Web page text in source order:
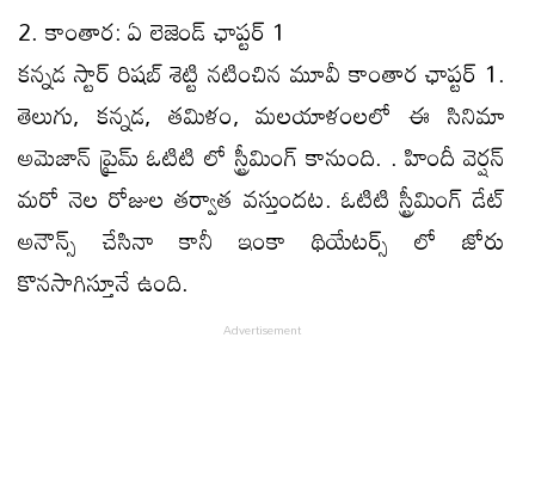
2. కాంతార: ఏ లెజెండ్ ఛాప్టర్ 1
కన్నడ స్టార్ రిషబ్ శెట్టి నటించిన మూవీ కాంతార ఛాప్టర్ 1.
తెలుగు, కన్నడ, తమిళం, మలయాళంలలో ఈ సినిమా
అమెజాన్ ప్రైమ్ ఓటిటి లో స్ట్రీమింగ్ కానుంది. . హిందీ వెర్షన్
మరో నెల రోజుల తర్వాత వస్తుందట. ఓటిటి స్ట్రీమింగ్ డేట్
అనౌన్స్ చేసినా కానీ ఇంకా థియేటర్స్ లో జోరు
కొనసాగిస్తూనే ఉంది.